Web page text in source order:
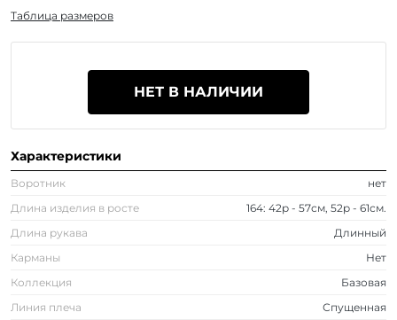
Таблица размеров
НЕТ В НАЛИЧИИ
Характеристики
Воротник
нет
Длина изделия в росте
164: 42р - 57см, 52р - 61см.
Длина рукава
Длинный
Карманы
Нет
Коллекция
Базовая
Линия плеча
Спущенная